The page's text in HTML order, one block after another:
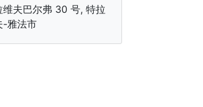
维夫巴尔弗 30 号, 特拉
-雅法市